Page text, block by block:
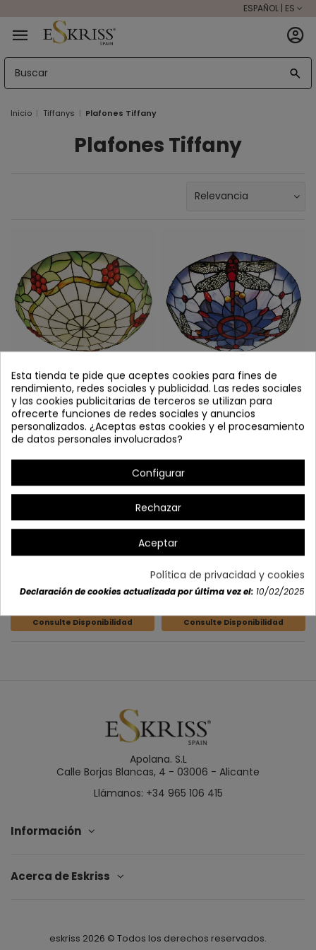
ESPAÑOL | ES
Inicio Tiffanys Plafones Tiffany
Plafones Tiffany
PLAFON 3084
Últimas unidades en stock
PLAFON 3070
Consulte Disponibilidad
PLAFON 3077
Consulte Disponibilidad
PLAFON 3091
Consulte Disponibilidad
Apolana. S.L
Calle Borjas Blancas, 4 - 03006 - Alicante
Llámanos: +34 965 106 415
Información
Acerca de Eskriss
eskriss 2026 © Todos los derechos reservados.
Esta tienda te pide que aceptes cookies para fines de
rendimiento, redes sociales y publicidad. Las redes sociales
y las cookies publicitarias de terceros se utilizan para
ofrecerte funciones de redes sociales y anuncios
personalizados. ¿Aceptas estas cookies y el procesamiento
de datos personales involucrados?
Configurar
Rechazar
Aceptar
Política de privacidad y cookies
Declaración de cookies actualizada por última vez el: 10/02/2025